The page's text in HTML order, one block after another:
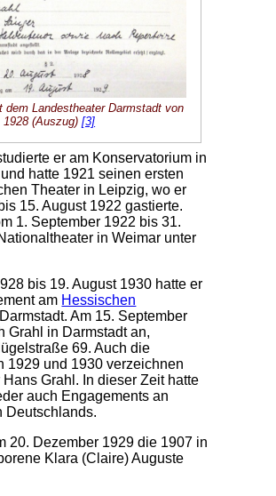
dem Landestheater Darmstadt von
1928 (Auszug)[3]
er am Konservatorium in
hatte 1921 seinen ersten
Theater in Leipzig, wo er
15. August 1922 gastierte.
1. September 1922 bis 31.
in Weimar unter
bis 19. August 1930 hatte er
am Hessischen
Am 15. September
Grahl in Darmstadt an,
69. Auch die
1929 und 1930 verzeichnen
Grahl. In dieser Zeit hatte
auch Engagements an
Deutschlands.
20. Dezember 1929 die 1907 in
Klara (Claire) Auguste